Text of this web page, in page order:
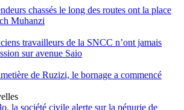
chassés le long des routes ont la place
Muhanzi
travailleurs de la SNCC n’ont jamais
sur avenue Saio
de Ruzizi, le bornage a commencé
la société civile alerte sur la pénurie de